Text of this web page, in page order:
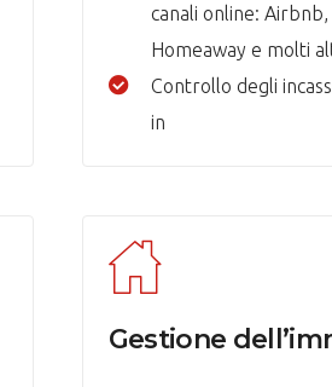
canali online: Airbnb,
Homeaway e molti
Controllo degli
in
Gestione